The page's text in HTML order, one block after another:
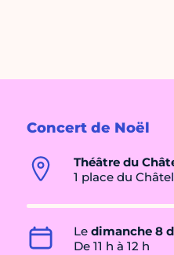
Concert de Noël
Théâtre du
1 place du
Le dimanche 8
De 11 h à 12 h